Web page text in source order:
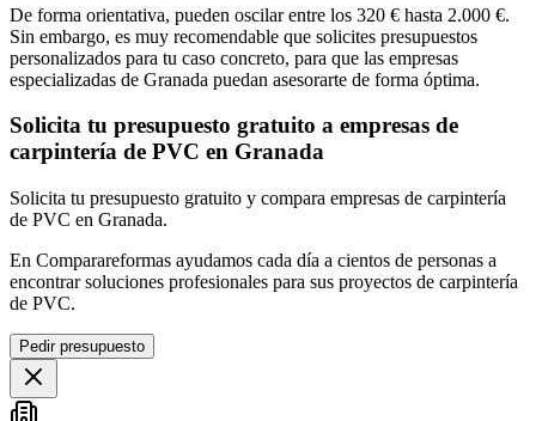
De forma orientativa, pueden oscilar entre los 320 € hasta 2.000 €.
Sin embargo, es muy recomendable que solicites presupuestos
personalizados para tu caso concreto, para que las empresas
especializadas de Granada puedan asesorarte de forma óptima.
Solicita tu presupuesto gratuito a empresas de
carpintería de PVC en Granada
Solicita tu presupuesto gratuito y compara empresas de carpintería
de PVC en Granada.
En Comparareformas ayudamos cada día a cientos de personas a
encontrar soluciones profesionales para sus proyectos de carpintería
de PVC.
Pedir presupuesto